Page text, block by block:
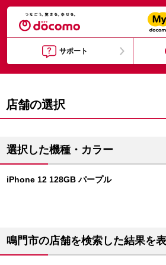
サポート
店舗の選択
選択した機種・カラー
iPhone 12 128GB パープル
鳴門市の店舗を検索した結果を